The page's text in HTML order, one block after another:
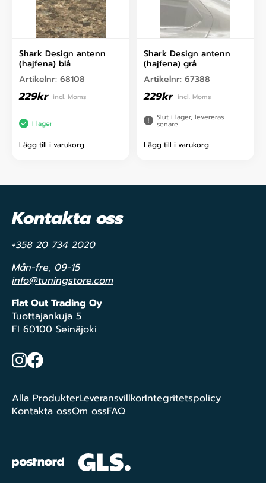
Shark Design antenn
(hajfena) blå
Artikelnr: 68108
229kr incl. Moms
I lager
Lägg till i varukorg
Shark Design antenn
(hajfena) grå
Artikelnr: 67388
229kr incl. Moms
Slut i lager, levereras
senare
Lägg till i varukorg
Kontakta oss
+358 20 734 2020
Mån-fre, 09-15
info@tuningstore.com
Flat Out Trading Oy
Tuottajankuja 5
FI 60100 Seinäjoki
Instagram
Facebook
Alla ProdukterLeveransvillkorIntegritetspolicy
Kontakta ossOm ossFAQ